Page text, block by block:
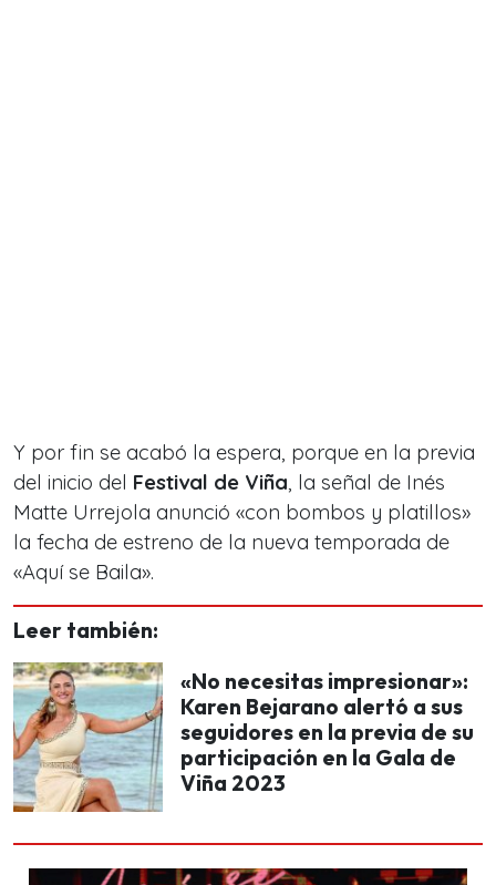
Y por fin se acabó la espera, porque en la previa
del inicio del Festival de Viña, la señal de Inés
Matte Urrejola anunció «con bombos y platillos»
la fecha de estreno de la nueva temporada de
«Aquí se Baila».
Leer también:
«No necesitas impresionar»:
Karen Bejarano alertó a sus
seguidores en la previa de su
participación en la Gala de
Viña 2023